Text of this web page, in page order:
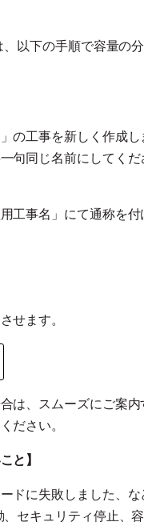
以下の手順で容量の
の工事を新しく作成し
同じ名前にしてくだ
工事名」にて通称を付
せます。
は、スムーズにご案
ださい。
と】
ドに失敗しました、な
セキュリティ停止、